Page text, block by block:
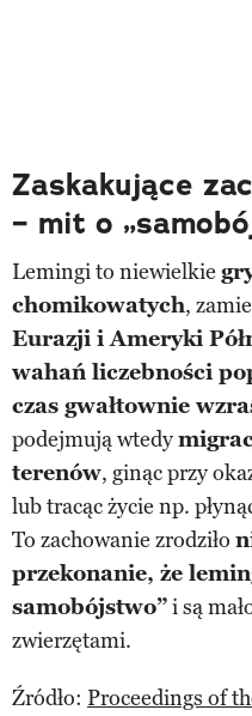
Zaskakujące
– mit o
Lemingi to niewielkie
chomikowatych,
Eurazji i Ameryki
wahań liczebności
czas gwałtownie
podejmują wtedy
terenów, ginąc przy
lub tracąc życie np.
To zachowanie zrodziło
przekonanie, że
samobójstwo”i są
zwierzętami.
Źródło: Proceedings of